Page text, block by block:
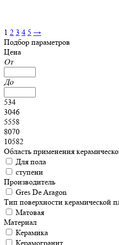
1 2 3 4 5 →
Подбор параметров
Цена
От
До
534
3046
5558
8070
10582
Область применения
Для пола
ступени
Производитель
Gres De Aragon
Тип поверхности керамической
Матовая
Материал
Керамика
Керамогранит